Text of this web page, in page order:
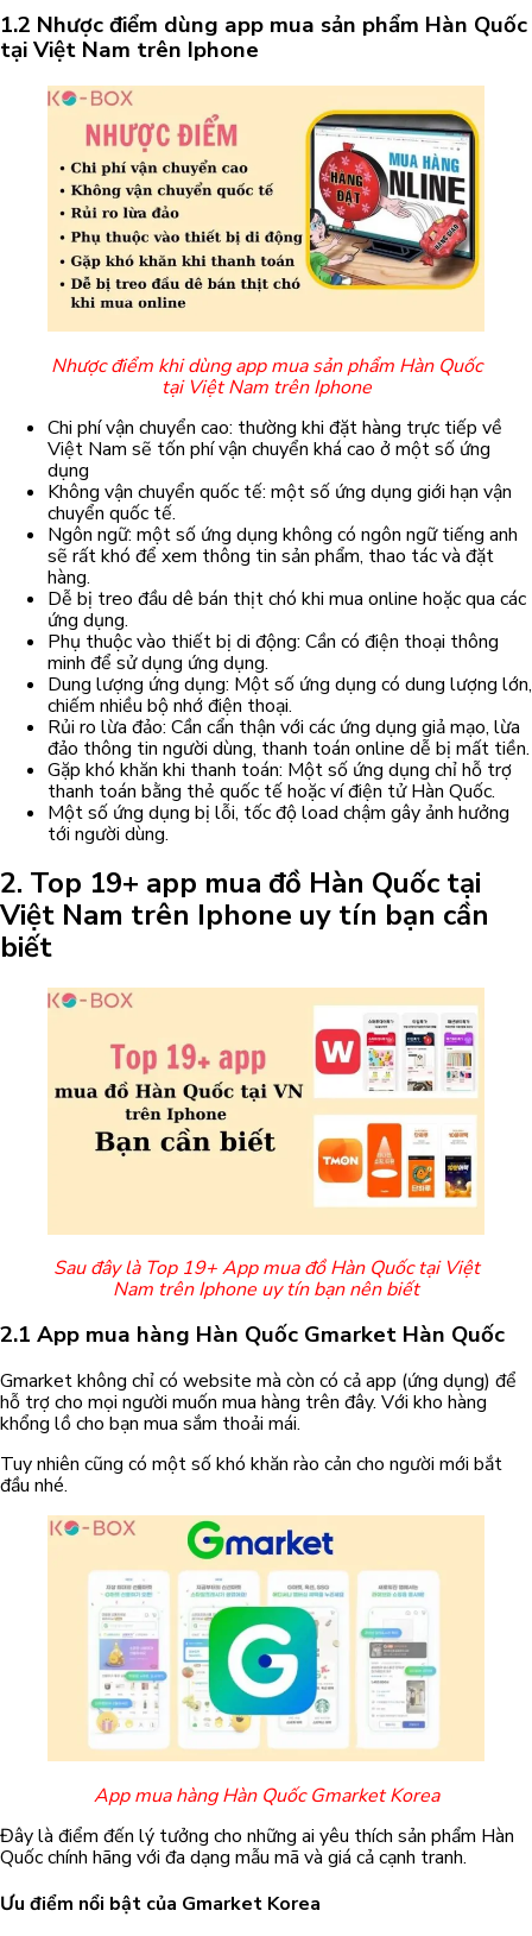
1.2 Nhược điểm dùng app mua sản phẩm Hàn Quốc
tại Việt Nam trên Iphone
Nhược điểm khi dùng app mua sản phẩm Hàn Quốc
tại Việt Nam trên Iphone
Chi phí vận chuyển cao: thường khi đặt hàng trực tiếp về
Việt Nam sẽ tốn phí vận chuyển khá cao ở một số ứng
dụng
Không vận chuyển quốc tế: một số ứng dụng giới hạn vận
chuyển quốc tế.
Ngôn ngữ: một số ứng dụng không có ngôn ngữ tiếng anh
sẽ rất khó để xem thông tin sản phẩm, thao tác và đặt
hàng.
Dễ bị treo đầu dê bán thịt chó khi mua online hoặc qua các
ứng dụng.
Phụ thuộc vào thiết bị di động: Cần có điện thoại thông
minh để sử dụng ứng dụng.
Dung lượng ứng dụng: Một số ứng dụng có dung lượng lớn,
chiếm nhiều bộ nhớ điện thoại.
Rủi ro lừa đảo: Cần cẩn thận với các ứng dụng giả mạo, lừa
đảo thông tin người dùng, thanh toán online dễ bị mất tiền.
Gặp khó khăn khi thanh toán: Một số ứng dụng chỉ hỗ trợ
thanh toán bằng thẻ quốc tế hoặc ví điện tử Hàn Quốc.
Một số ứng dụng bị lỗi, tốc độ load chậm gây ảnh hưởng
tới người dùng.
2. Top 19+ app mua đồ Hàn Quốc tại
Việt Nam trên Iphone uy tín bạn cần
biết
Sau đây là Top 19+ App mua đồ Hàn Quốc tại Việt
Nam trên Iphone uy tín bạn nên biết
2.1 App mua hàng Hàn Quốc Gmarket Hàn Quốc
Gmarket không chỉ có website mà còn có cả app (ứng dụng) để
hỗ trợ cho mọi người muốn mua hàng trên đây. Với kho hàng
khổng lồ cho bạn mua sắm thoải mái.
Tuy nhiên cũng có một số khó khăn rào cản cho người mới bắt
đầu nhé.
App mua hàng Hàn Quốc Gmarket Korea
Đây là điểm đến lý tưởng cho những ai yêu thích sản phẩm Hàn
Quốc chính hãng với đa dạng mẫu mã và giá cả cạnh tranh.
Ưu điểm nổi bật của Gmarket Korea